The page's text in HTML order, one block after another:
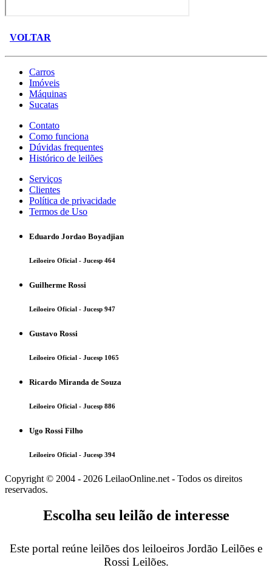
VOLTAR
Carros
Imóveis
Máquinas
Sucatas
Contato
Como funciona
Dúvidas frequentes
Histórico de leilões
Serviços
Clientes
Política de privacidade
Termos de Uso
Eduardo Jordao Boyadjian
Leiloeiro Oficial - Jucesp 464
Guilherme Rossi
Leiloeiro Oficial - Jucesp 947
Gustavo Rossi
Leiloeiro Oficial - Jucesp 1065
Ricardo Miranda de Souza
Leiloeiro Oficial - Jucesp 886
Ugo Rossi Filho
Leiloeiro Oficial - Jucesp 394
Copyright © 2004 - 2026 LeilaoOnline.net - Todos os direitos
reservados.
Escolha seu leilão de interesse
Este portal reúne leilões dos leiloeiros Jordão Leilões e
Rossi Leilões.